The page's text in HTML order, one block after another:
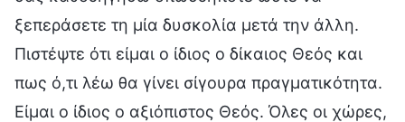
ξεπεράσετε τη μία δυσκολία μετά την άλλη.
Πιστέψτε ότι είμαι ο ίδιος ο δίκαιος Θεός και
πως ό,τι λέω θα γίνει σίγουρα πραγματικότητα.
Είμαι ο ίδιος ο αξιόπιστος Θεός. Όλες οι χώρες,